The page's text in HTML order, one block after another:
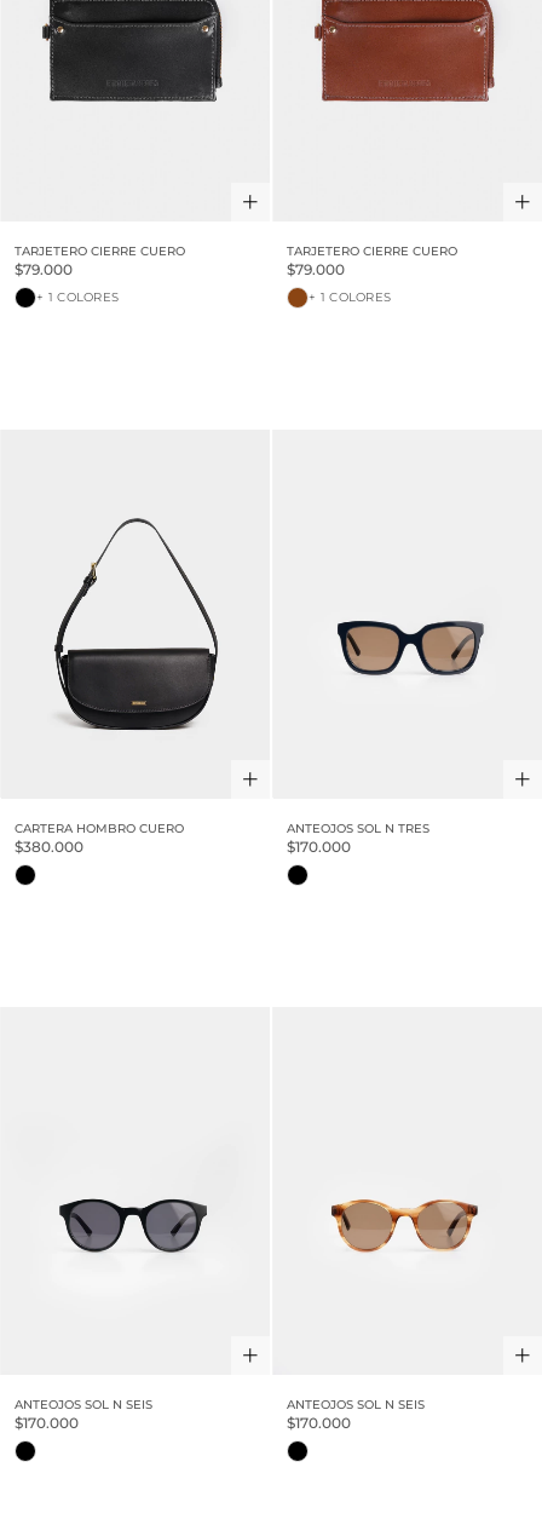
TARJETERO CIERRE CUERO
$79.000
+ 1 COLORES
TARJETERO CIERRE CUERO
$79.000
+ 1 COLORES
CARTERA HOMBRO CUERO
$380.000
ANTEOJOS SOL N TRES
$170.000
ANTEOJOS SOL N SEIS
$170.000
ANTEOJOS SOL N SEIS
$170.000